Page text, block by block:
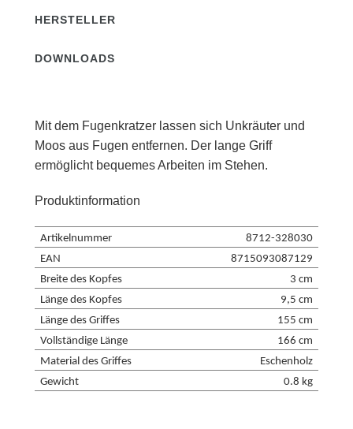
HERSTELLER
DOWNLOADS
Mit dem Fugenkratzer lassen sich Unkräuter und
Moos aus Fugen entfernen. Der lange Griff
ermöglicht bequemes Arbeiten im Stehen.
Produktinformation
Artikelnummer
8712-328030
EAN
8715093087129
Breite des Kopfes
3 cm
Länge des Kopfes
9,5 cm
Länge des Griffes
155 cm
Vollständige Länge
166 cm
Material des Griffes
Eschenholz
Gewicht
0.8 kg